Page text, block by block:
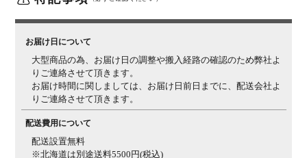
梱包サイズ
梱包重量 22kg
■ラック■ ■詳細■
サイズ 幅900×奥行230×高さ1205mm
重量
材質 主材 / アルダー材
生産国 日本
お届け日について
大型商品の為、お届け日の調整や搬入経路の確認のため弊社よ
りご連絡させて頂きます。
お届け時間に関しましては、お届け日前日までに、配送会社よ
りご連絡させて頂きます。
配送費用について
配送設置無料
※北海道は別途送料5500円(税込)